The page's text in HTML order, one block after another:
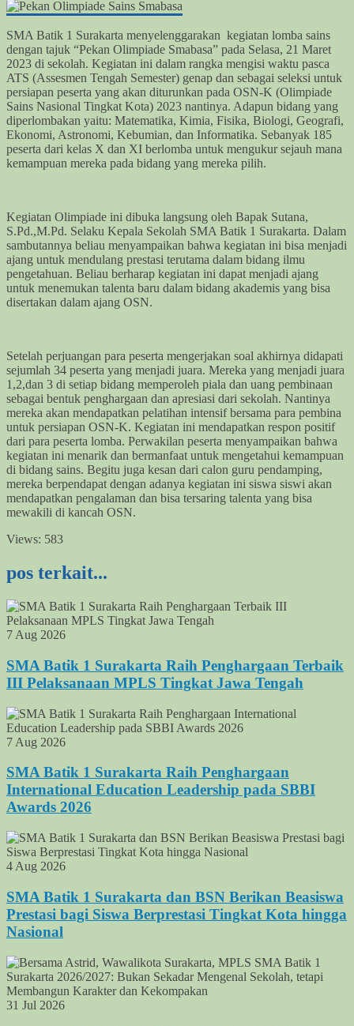
SMA Batik 1 Surakarta menyelenggarakan kegiatan lomba sains
dengan tajuk “Pekan Olimpiade Smabasa” pada Selasa, 21 Maret
2023 di sekolah. Kegiatan ini dalam rangka mengisi waktu pasca
ATS (Assesmen Tengah Semester) genap dan sebagai seleksi untuk
persiapan peserta yang akan diturunkan pada OSN-K (Olimpiade
Sains Nasional Tingkat Kota) 2023 nantinya. Adapun bidang yang
diperlombakan yaitu: Matematika, Kimia, Fisika, Biologi, Geografi,
Ekonomi, Astronomi, Kebumian, dan Informatika. Sebanyak 185
peserta dari kelas X dan XI berlomba untuk mengukur sejauh mana
kemampuan mereka pada bidang yang mereka pilih.
Kegiatan Olimpiade ini dibuka langsung oleh Bapak Sutana,
S.Pd.,M.Pd. Selaku Kepala Sekolah SMA Batik 1 Surakarta. Dalam
sambutannya beliau menyampaikan bahwa kegiatan ini bisa menjadi
ajang untuk mendulang prestasi terutama dalam bidang ilmu
pengetahuan. Beliau berharap kegiatan ini dapat menjadi ajang
untuk menemukan talenta baru dalam bidang akademis yang bisa
disertakan dalam ajang OSN.
Setelah perjuangan para peserta mengerjakan soal akhirnya didapati
sejumlah 34 peserta yang menjadi juara. Mereka yang menjadi juara
1,2,dan 3 di setiap bidang memperoleh piala dan uang pembinaan
sebagai bentuk penghargaan dan apresiasi dari sekolah. Nantinya
mereka akan mendapatkan pelatihan intensif bersama para pembina
untuk persiapan OSN-K. Kegiatan ini mendapatkan respon positif
dari para peserta lomba. Perwakilan peserta menyampaikan bahwa
kegiatan ini menarik dan bermanfaat untuk mengetahui kemampuan
di bidang sains. Begitu juga kesan dari calon guru pendamping,
mereka berpendapat dengan adanya kegiatan ini siswa siswi akan
mendapatkan pengalaman dan bisa tersaring talenta yang bisa
mewakili di kancah OSN.
Views: 583
pos terkait...
7 Aug 2026
SMA Batik 1 Surakarta Raih Penghargaan Terbaik
III Pelaksanaan MPLS Tingkat Jawa Tengah
7 Aug 2026
SMA Batik 1 Surakarta Raih Penghargaan
International Education Leadership pada SBBI
Awards 2026
4 Aug 2026
SMA Batik 1 Surakarta dan BSN Berikan Beasiswa
Prestasi bagi Siswa Berprestasi Tingkat Kota hingga
Nasional
31 Jul 2026